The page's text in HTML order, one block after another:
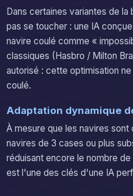
Dans certaines variantes de
pas se toucher : une IA
navire coulé comme «
classiques (Hasbro / Milton
autorisé : cette optimisation
coulé.
Adaptation dynamique
À mesure que les navires sont
navires de 3 cases ou plus
réduisant encore le nombre
est l'une des clés d'une IA